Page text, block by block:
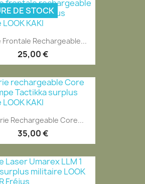
Frontale Rechargeable...
25,00 €
DE STOCK
Rechargeable Core...
35,00 €